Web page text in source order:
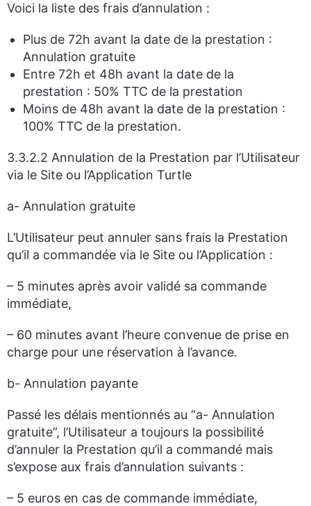
Voici la liste des frais d’annulation :
Plus de 72h avant la date de la prestation :
Annulation gratuite
Entre 72h et 48h avant la date de la
prestation : 50% TTC de la prestation
Moins de 48h avant la date de la prestation :
100% TTC de la prestation.
3.3.2.2 Annulation de la Prestation par l’Utilisateur
via le Site ou l’Application Turtle
a- Annulation gratuite
L’Utilisateur peut annuler sans frais la Prestation
qu’il a commandée via le Site ou l’Application :
– 5 minutes après avoir validé sa commande
immédiate,
– 60 minutes avant l’heure convenue de prise en
charge pour une réservation à l’avance.
b- Annulation payante
Passé les délais mentionnés au “a- Annulation
gratuite”, l’Utilisateur a toujours la possibilité
d’annuler la Prestation qu’il a commandé mais
s’expose aux frais d’annulation suivants :
– 5 euros en cas de commande immédiate,